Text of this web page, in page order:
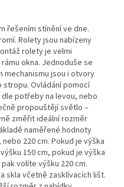
řešením stínění ve dne.
Rolety jsou nabízeny
rolety je velmi
okna. Jednoduše se
mechanismu jsou i otvory
Ovládání pomocí
potřeby na levou, nebo
propouštějí světlo –
změřit ideální rozměr
naměřené hodnoty
220 cm. Pokud je výška
150 cm, pokud je výška
volíte výšku 220 cm.
skla včetně zasklívacích lišt.